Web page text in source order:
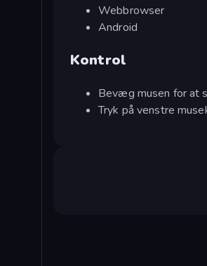
Webbrowser
Android
Kontrol
Bevæg musen for at
Tryk på venstre